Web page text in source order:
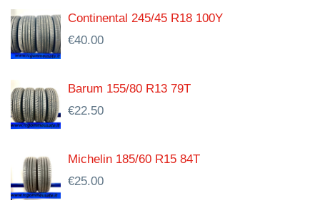
Continental 245/45 R18 100Y
€40.00
Barum 155/80 R13 79T
€22.50
Michelin 185/60 R15 84T
€25.00